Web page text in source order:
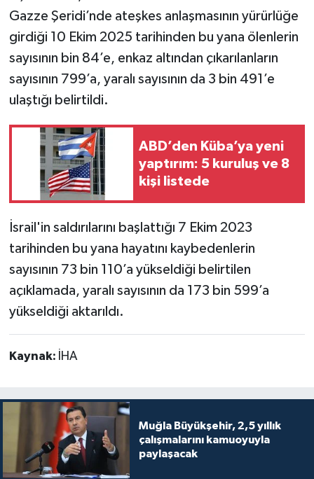
Gazze Şeridi’nde ateşkes anlaşmasının yürürlüğe
girdiği 10 Ekim 2025 tarihinden bu yana ölenlerin
sayısının bin 84’e, enkaz altından çıkarılanların
sayısının 799’a, yaralı sayısının da 3 bin 491’e
ulaştığı belirtildi.
ABD’den Küba’ya yeni
yaptırım: 5 kuruluş ve 8
kişi listede
İsrail'in saldırılarını başlattığı 7 Ekim 2023
tarihinden bu yana hayatını kaybedenlerin
sayısının 73 bin 110’a yükseldiği belirtilen
açıklamada, yaralı sayısının da 173 bin 599’a
yükseldiği aktarıldı.
Kaynak: İHA
Muğla Büyükşehir, 2,5 yıllık
çalışmalarını kamuoyuyla
paylaşacak